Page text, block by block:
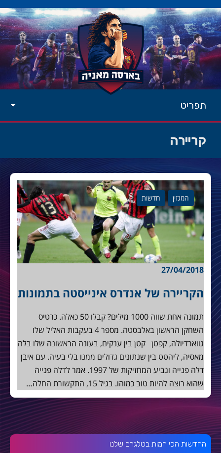
תפריט
קריירה
המגזין חדשות
27/04/2018
הקריירה של אנדרס אינייסטה בתמונות
תמונה אחת שווה 1000 מילים? קבלו 50 כאלה. כרטיס
השחקן הראשון באלבסטה. מספר 4 בעקבות האליל שלו
גווארדיולה, קפטן קטן בין ענקים, בעונה הראשונה שלו בלה
מאסיה, ליהטט בין שנתונים גדולים ממנו בלי בעיה. עם איבן
דלה פנייה וגביע המחזיקות של 1997. אמר לדלה פנייה
שהוא רוצה להיות טוב כמוהו. בגיל 15, התקשורת החלה…
החדשות הכי חמות בטלגרם שלנו